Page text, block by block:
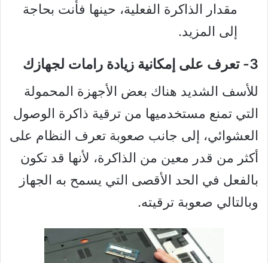
مقدار الذاكرة الفعلية، حينها فأنت بحاجة
إلى المزيد.
3- تعرف على إمكانية زيادة رامات لجهازك
للأسف الشديد هناك بعض الأجهزة المحمولة
التي تمنع مستخدميها من ترقية ذاكرة الوصول
العشوائي، إلى جانب صعوبة تعرف النظام على
أكثر من قدر معين من الذاكرة، لأنها قد تكون
بالفعل في الحد الأقصى التي يسمح به الجهاز
وبالتالي صعوبة ترقيته.